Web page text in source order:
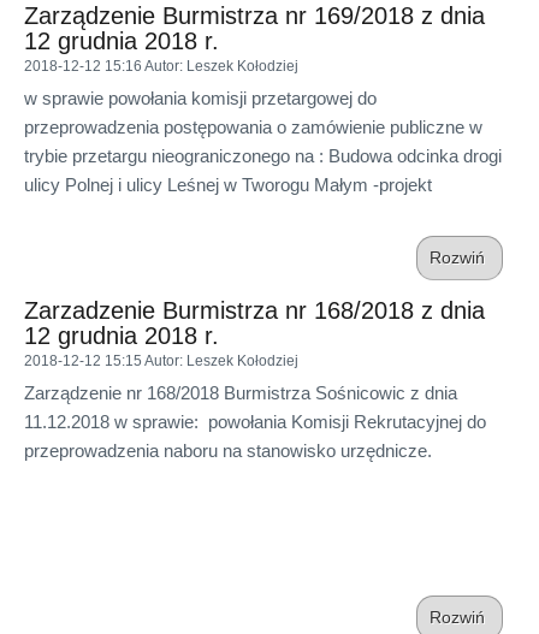
Zarządzenie Burmistrza nr 169/2018 z dnia
12 grudnia 2018 r.
2018-12-12 15:16 Autor: Leszek Kołodziej
w sprawie powołania komisji przetargowej do
przeprowadzenia postępowania o zamówienie publiczne w
trybie przetargu nieograniczonego na : Budowa odcinka drogi
ulicy Polnej i ulicy Leśnej w Tworogu Małym -projekt
Rozwiń
Zarzadzenie Burmistrza nr 168/2018 z dnia
12 grudnia 2018 r.
2018-12-12 15:15 Autor: Leszek Kołodziej
Zarządzenie nr 168/2018 Burmistrza Sośnicowic z dnia
11.12.2018 w sprawie: powołania Komisji Rekrutacyjnej do
przeprowadzenia naboru na stanowisko urzędnicze.
Rozwiń